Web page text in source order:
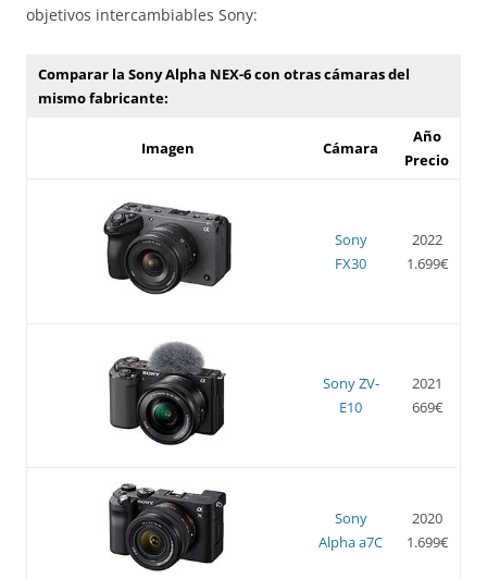
objetivos intercambiables Sony:
Comparar la Sony Alpha NEX-6 con otras cámaras del
mismo fabricante:
Imagen Cámara
Año
Precio
Sony
FX30
2022
1.699€
Sony ZV-
E10
2021
669€
Sony
Alpha a7C
2020
1.699€